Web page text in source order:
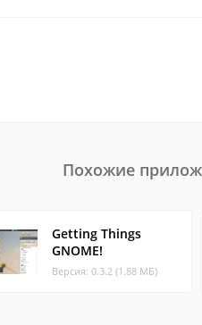
Похожие
Getting Things
GNOME!
Версия: 0.3.2 (1.88 МБ)